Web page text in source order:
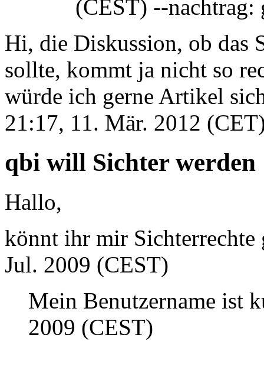
(CEST) --
Hi, die Diskussion, ob das
sollte, kommt ja nicht so
würde ich gerne Artikel
21:17, 11. Mär. 2012
qbi will Sichter werden
Hallo,
könnt ihr mir Sichterrechte
Jul. 2009 (CEST)
Mein Benutzername ist
2009 (CEST)